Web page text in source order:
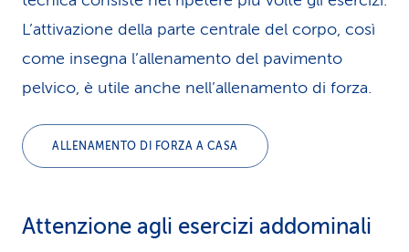
L’attivazione della parte centrale del corpo, così
come insegna l’allenamento del pavimento
pelvico, è utile anche nell’allenamento di forza.
ALLENAMENTO DI FORZA A CASA
Attenzione agli esercizi addominali